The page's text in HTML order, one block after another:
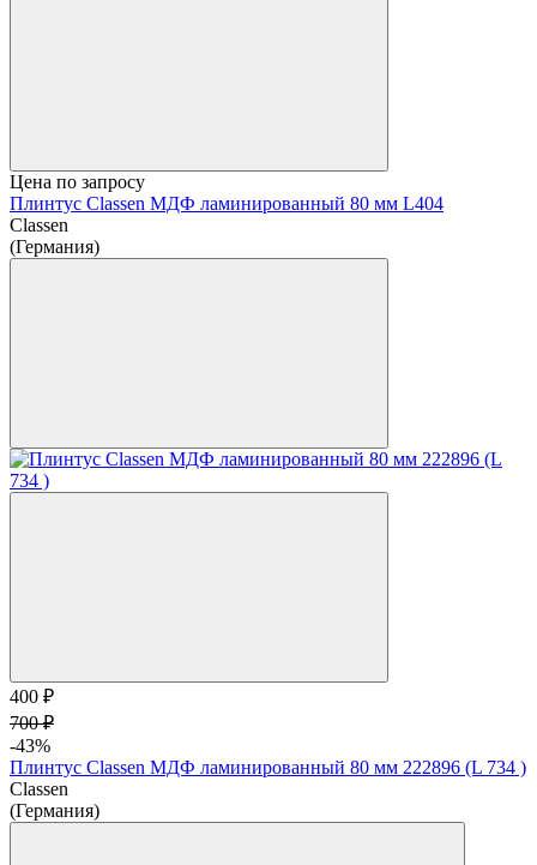
Цена по запросу
Плинтус Classen МДФ ламинированный 80 мм L404
Classen
(Германия)
400 ₽
700 ₽
-43%
Плинтус Classen МДФ ламинированный 80 мм 222896 (L 734 )
Classen
(Германия)